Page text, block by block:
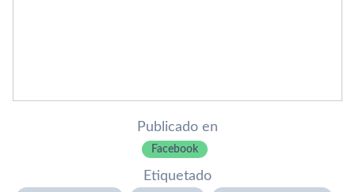
Publicado en
Facebook
Etiquetado